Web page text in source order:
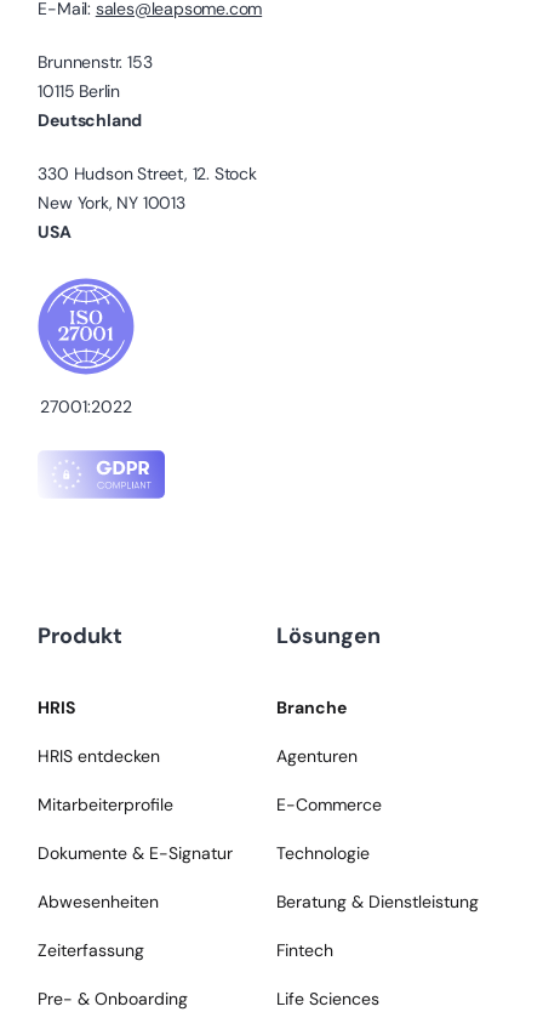
E-Mail: sales@leapsome.com
Brunnenstr. 153
10115 Berlin
Deutschland
330 Hudson Street, 12. Stock
New York, NY 10013
USA
27001:2022
Produkt
HRIS
HRIS entdecken
Mitarbeiterprofile
Dokumente & E-Signatur
Abwesenheiten
Zeiterfassung
Pre- & Onboarding
Lösungen
Branche
Agenturen
E-Commerce
Technologie
Beratung & Dienstleistung
Fintech
Life Sciences